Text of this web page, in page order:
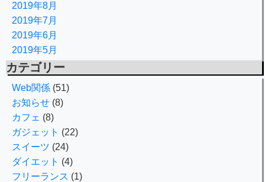
2019年8月
2019年7月
2019年6月
2019年5月
カテゴリー
Web関係 (51)
お知らせ (8)
カフェ (8)
ガジェット (22)
スイーツ (24)
ダイエット (4)
フリーランス (1)